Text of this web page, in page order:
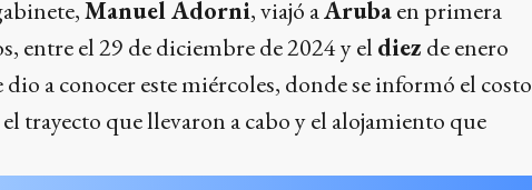
Manuel Adorni, viajó aArubaen primera
entre el 29 de diciembre de 2024 y el diez de enero
a conocer este miércoles, donde se informó el costo
trayecto que llevaron a cabo y el alojamiento que